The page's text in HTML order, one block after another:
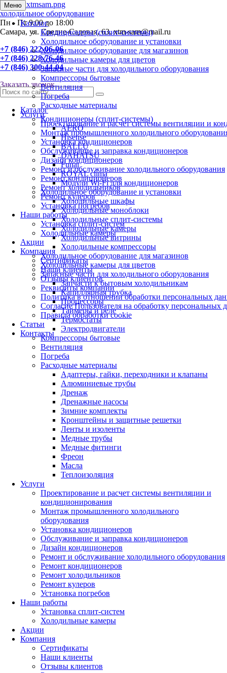
Меню
Каталог
Кондиционеры (сплит-системы)
Холодильное оборудование и установки
Холодильное оборудование для магазинов
Холодильные камеры для цветов
Запасные части для холодильного оборудования
Компрессоры бытовые
Вентиляция
Погреба
Расходные материалы
Услуги
Проектирование и расчет системы вентиляции и
Монтаж промышленного холодильного
Установка кондиционеров
Обслуживание и заправка кондиционеров
Дизайн кондиционеров
Ремонт и обслуживание холодильного оборудования
Ремонт кондиционеров
Ремонт холодильников
Ремонт кулеров
Установка погребов
Наши работы
Установка сплит-систем
Холодильные камеры
Акции
Компания
Сертификаты
Наши клиенты
Отзывы клиентов
Реквизиты компании
Политика в отношении обработки персональных
Согласие Пользователя на обработку персональных
Правила обработки cookie
Статьи
Контакты
холодильное оборудование
Пн - Пт 9:00 до 18:00
Самара, ул. Средне-Садовая, 63. xtm-sam@mail.ru
+7 (846) 222-06-06
+7 (846) 228-76-46
+7 (846) 300-44-04
Заказать звонок
Каталог
Кондиционеры (сплит-системы)
AERO
Hisense
BALLU
DAHATSU
Funai
ROYAL clima
Модули Wi-Fi для кондиционеров
Холодильное оборудование и установки
Холодильные шкафы
Холодильные моноблоки
Холодильные сплит-системы
Холодильные камеры
Холодильные витрины
Холодильные компрессоры
Холодильное оборудование для магазинов
Холодильные камеры для цветов
Запасные части для холодильного оборудования
Запчасти к бытовым холодильникам
Капиллярная трубка
Процессоры
Таймеры и реле
Термостаты
Электродвигатели
Компрессоры бытовые
Вентиляция
Погреба
Расходные материалы
Адаптеры, гайки, переходники и клапаны
Алюминиевые трубы
Дренаж
Дренажные насосы
Зимние комплекты
Кронштейны и защитные решетки
Ленты и изоленты
Медные трубы
Медные фитинги
Фреон
Масла
Теплоизоляция
Услуги
Проектирование и расчет системы вентиляции и
кондиционирования
Монтаж промышленного холодильного
оборудования
Установка кондиционеров
Обслуживание и заправка кондиционеров
Дизайн кондиционеров
Ремонт и обслуживание холодильного оборудования
Ремонт кондиционеров
Ремонт холодильников
Ремонт кулеров
Установка погребов
Наши работы
Установка сплит-систем
Холодильные камеры
Акции
Компания
Сертификаты
Наши клиенты
Отзывы клиентов